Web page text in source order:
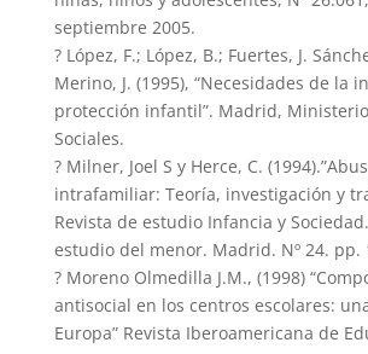
septiembre 2005.
? López, F.; López, B.; Fuertes, J.
Merino, J. (1995), “Necesidades de la
protección infantil”. Madrid,
Sociales.
? Milner, Joel S y Herce, C.
intrafamiliar: Teoría, investigación y
Revista de estudio Infancia y
estudio del menor. Madrid. Nº 24. pp.
? Moreno Olmedilla J.M., (1998)
antisocial en los centros escolares:
Europa” Revista Iberoamericana de